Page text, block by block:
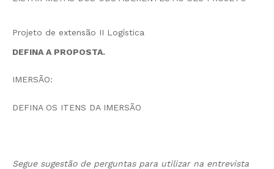
Projeto de extensão II Logística
DEFINA A PROPOSTA.
IMERSÃO:
DEFINA OS ITENS DA IMERSÃO
Segue sugestão de perguntas para utilizar na entrevista